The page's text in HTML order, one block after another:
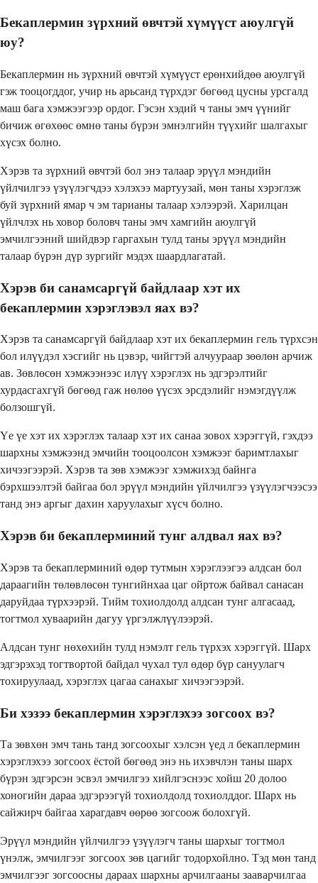
Бекаплермин зүрхний өвчтэй хүмүүст аюулгүй
юу?
Бекаплермин нь зүрхний өвчтэй хүмүүст ерөнхийдөө аюулгүй
гэж тооцогддог, учир нь арьсанд түрхдэг бөгөөд цусны урсгалд
маш бага хэмжээгээр ордог. Гэсэн хэдий ч таны эмч үүнийг
бичиж өгөхөөс өмнө таны бүрэн эмнэлгийн түүхийг шалгахыг
хүсэх болно.
Хэрэв та зүрхний өвчтэй бол энэ талаар эрүүл мэндийн
үйлчилгээ үзүүлэгчдээ хэлэхээ мартуузай, мөн таны хэрэглэж
буй зүрхний ямар ч эм тарианы талаар хэлээрэй. Харилцан
үйлчлэх нь ховор боловч таны эмч хамгийн аюулгүй
эмчилгээний шийдвэр гаргахын тулд таны эрүүл мэндийн
талаар бүрэн дүр зургийг мэдэх шаардлагатай.
Хэрэв би санамсаргүй байдлаар хэт их
бекаплермин хэрэглэвэл яах вэ?
Хэрэв та санамсаргүй байдлаар хэт их бекаплермин гель түрхсэн
бол илүүдэл хэсгийг нь цэвэр, чийгтэй алчуураар зөөлөн арчиж
ав. Зөвлөсөн хэмжээнээс илүү хэрэглэх нь эдгэрэлтийг
хурдасгахгүй бөгөөд гаж нөлөө үүсэх эрсдэлийг нэмэгдүүлж
болзошгүй.
Үе үе хэт их хэрэглэх талаар хэт их санаа зовох хэрэггүй, гэхдээ
шархны хэмжээнд эмчийн тооцоолсон хэмжээг баримтлахыг
хичээгээрэй. Хэрэв та зөв хэмжээг хэмжихэд байнга
бэрхшээлтэй байгаа бол эрүүл мэндийн үйлчилгээ үзүүлэгчээсээ
танд энэ аргыг дахин харуулахыг хүсч болно.
Хэрэв би бекаплерминий тунг алдвал яах вэ?
Хэрэв та бекаплерминий өдөр тутмын хэрэглээгээ алдсан бол
дараагийн төлөвлөсөн тунгийнхаа цаг ойртож байвал санасан
даруйдаа түрхээрэй. Тийм тохиолдолд алдсан тунг алгасаад,
тогтмол хуваарийн дагуу үргэлжлүүлээрэй.
Алдсан тунг нөхөхийн тулд нэмэлт гель түрхэх хэрэггүй. Шарх
эдгэрэхэд тогтвортой байдал чухал тул өдөр бүр сануулагч
тохируулаад, хэрэглэх цагаа санахыг хичээгээрэй.
Би хэзээ бекаплермин хэрэглэхээ зогсоох вэ?
Та зөвхөн эмч тань танд зогсоохыг хэлсэн үед л бекаплермин
хэрэглэхээ зогсоох ёстой бөгөөд энэ нь ихэвчлэн таны шарх
бүрэн эдгэрсэн эсвэл эмчилгээ хийлгэснээс хойш 20 долоо
хоногийн дараа эдгэрээгүй тохиолдолд тохиолддог. Шарх нь
сайжирч байгаа харагдавч өөрөө зогсоож болохгүй.
Эрүүл мэндийн үйлчилгээ үзүүлэгч таны шархыг тогтмол
үнэлж, эмчилгээг зогсоох зөв цагийг тодорхойлно. Тэд мөн танд
эмчилгээг зогсоосны дараах шархны арчилгааны зааварчилгаа